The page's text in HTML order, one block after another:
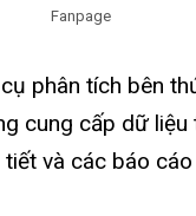
Fanpage
phân tích bên
cung cấp dữ liệu
và các báo